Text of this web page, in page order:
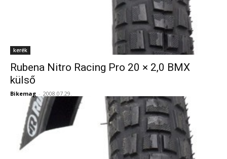
kerék
Rubena Nitro Racing Pro 20 × 2,0 BMX
külső
Bikemag - 2008.07.29.